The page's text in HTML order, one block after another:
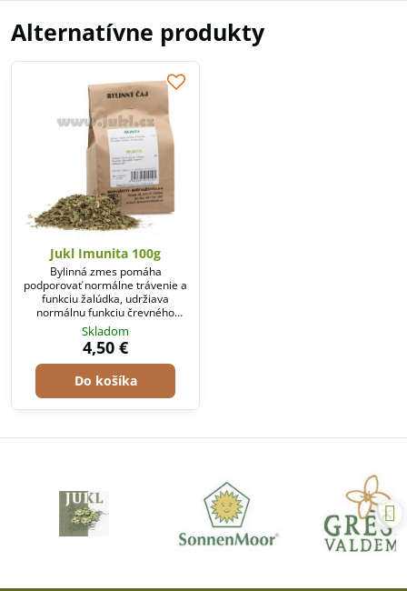
Alternatívne produkty
Jukl Imunita 100g
Bylinná zmes pomáha
podporovať normálne trávenie a
funkciu žalúdka, udržiava
normálnu funkciu črevného
traktu, kde práve sídli významné
množstvo buniek imunitného
systému.
Skladom
4,50 €
Do košíka